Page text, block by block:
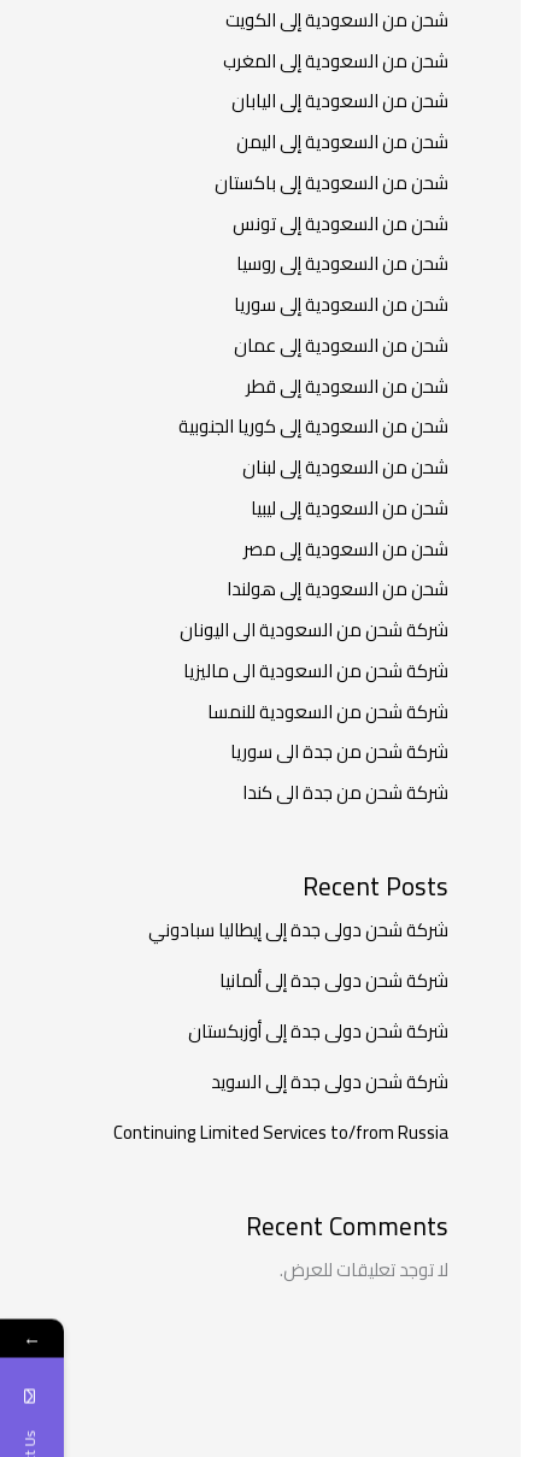
شحن من السعودية إلى الكويت
شحن من السعودية إلى المغرب
شحن من السعودية إلى اليابان
شحن من السعودية إلى اليمن
شحن من السعودية إلى باكستان
شحن من السعودية إلى تونس
شحن من السعودية إلى روسيا
شحن من السعودية إلى سوريا
شحن من السعودية إلى عمان
شحن من السعودية إلى قطر
شحن من السعودية إلى كوريا الجنوبية
شحن من السعودية إلى لبنان
شحن من السعودية إلى ليبيا
شحن من السعودية إلى مصر
شحن من السعودية إلى هولندا
شركة شحن من السعودية الى اليونان
شركة شحن من السعودية الى ماليزيا
شركة شحن من السعودية للنمسا
شركة شحن من جدة الى سوريا
شركة شحن من جدة الى كندا
Recent Posts
شركة شحن دولى جدة إلى إيطاليا سبادوني
شركة شحن دولى جدة إلى ألمانيا
شركة شحن دولى جدة إلى أوزبكستان
شركة شحن دولى جدة إلى السويد
Continuing Limited Services to/from Russia
Recent Comments
لا توجد تعليقات للعرض.
←